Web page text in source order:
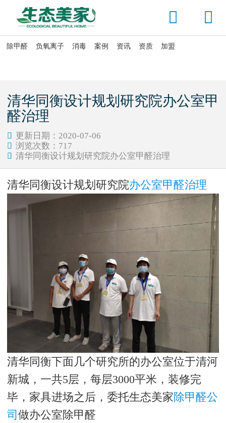


除甲醛 负氧离子 消毒 案例 资讯 资质 加盟
清华同衡设计规划研究院办公室甲
醛治理
 更新日期：2020-07-06
 浏览次数： 717
 清华同衡设计规划研究院办公室甲醛治理
清华同衡设计规划研究院办公室甲醛治理
清华同衡下面几个研究所的办公室位于清河
新城，一共5层，每层3000平米，装修完
毕，家具进场之后，委托生态美家除甲醛公
司 做办公室除甲醛